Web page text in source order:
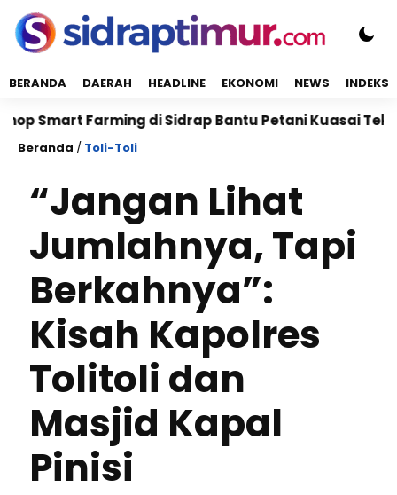
BERANDA DAERAH HEADLINE EKONOMI NEWS INDEKS
Farming di Sidrap Bantu Petani Kuasai Teknologi
Beranda / Toli-Toli
“Jangan Lihat
Jumlahnya, Tapi
Berkahnya”:
Kisah Kapolres
Tolitoli dan
Masjid Kapal
Pinisi